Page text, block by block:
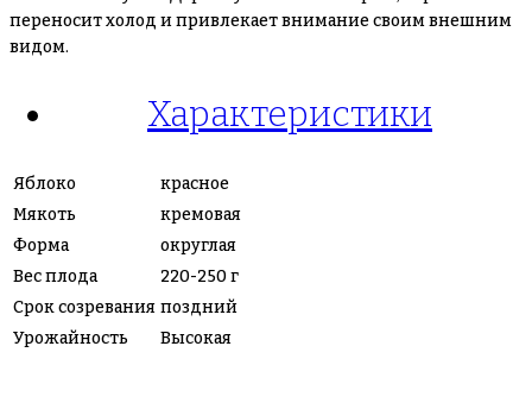
переносит холод и привлекает внимание своим внешним
видом.
Характеристики
Яблоко
красное
Мякоть
кремовая
Форма
округлая
Вес плода
220-250 г
Срок созревания поздний
Урожайность
Высокая